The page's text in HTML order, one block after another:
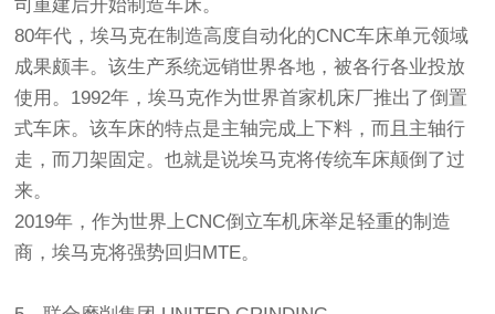
司重建后开始制造车床。
80年代，埃马克在制造高度自动化的CNC车床单元领域
成果颇丰。该生产系统远销世界各地，被各行各业投放
使用。1992年，埃马克作为世界首家机床厂推出了倒置
式车床。该车床的特点是主轴完成上下料，而且主轴行
走，而刀架固定。也就是说埃马克将传统车床颠倒了过
来。
2019年，作为世界上CNC倒立车机床举足轻重的制造
商，埃马克将强势回归MTE。